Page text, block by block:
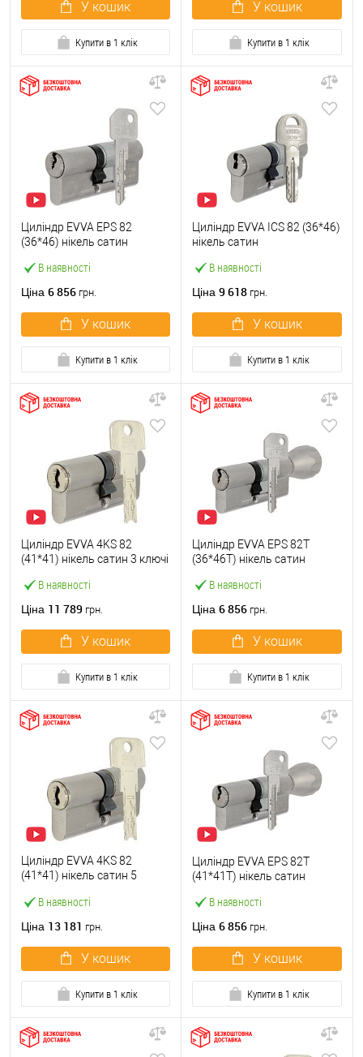
У кошик
Купити в 1 клік
У кошик
Купити в 1 клік
В наявності
Циліндр EVVA EPS 82
(36*46) нікель сатин
Ціна 6 856 грн.
У кошик
Купити в 1 клік
В наявності
Циліндр EVVA ICS 82 (36*46)
нікель сатин
Ціна 9 618 грн.
У кошик
Купити в 1 клік
В наявності
Циліндр EVVA 4KS 82
(41*41) нікель сатин 3 ключі
Ціна 11 789 грн.
У кошик
Купити в 1 клік
В наявності
Циліндр EVVA EPS 82T
(36*46T) нікель сатин
Ціна 6 856 грн.
У кошик
Купити в 1 клік
В наявності
Циліндр EVVA 4KS 82
(41*41) нікель сатин 5
Ціна 13 181 грн.
У кошик
Купити в 1 клік
В наявності
Циліндр EVVA EPS 82T
(41*41T) нікель сатин
Ціна 6 856 грн.
У кошик
Купити в 1 клік